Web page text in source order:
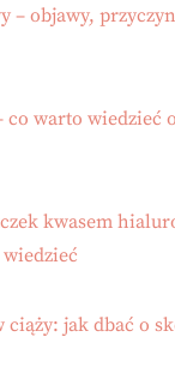
– objawy,
co warto wiedzieć
kwasem
ciąży: jak dbać o